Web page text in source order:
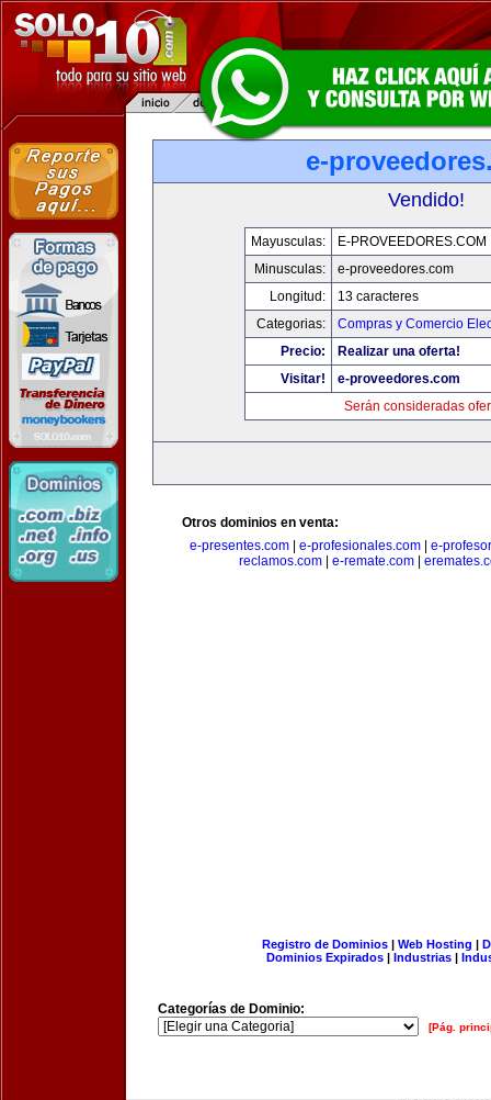
e-
Vendido!
Mayusculas:
E-PROVEEDORES.COM
Minusculas:
e-proveedores.com
Longitud:
13 caracteres
Categorias:
Compras y Comercio
Precio:
Realizar una oferta!
Visitar!
e-proveedores.com
Serán consideradas
Otros dominios en venta:
e-presentes.com
e-profesionales.com
e-
reclamos.com
e-remate.com
Registro de Dominios| Web Hosting |
Dominios Expirados | Industrias |
Categorías de Dominio:
[Pág.